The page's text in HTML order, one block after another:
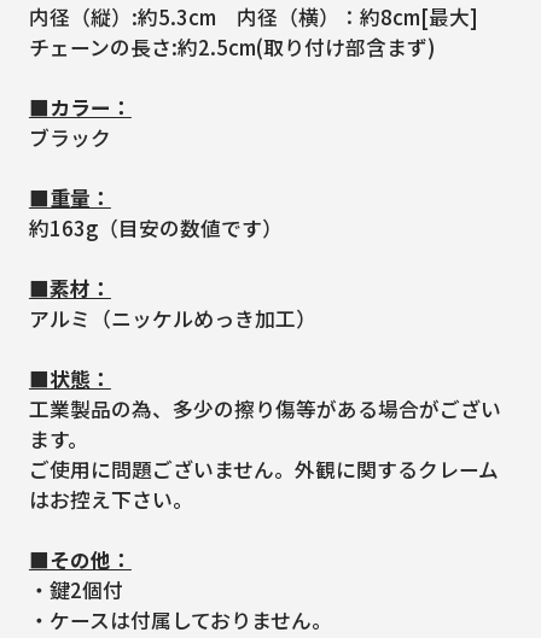
内径（縦）:約5.3cm 内径（横）：約8cm[最大]
チェーンの長さ:約2.5cm(取り付け部含まず)
■カラー：
ブラック
■重量：
約163g（目安の数値です）
■素材：
アルミ（ニッケルめっき加工）
■状態：
工業製品の為、多少の擦り傷等がある場合がござい
ます。
ご使用に問題ございません。外観に関するクレーム
はお控え下さい。
■その他：
・鍵2個付
・ケースは付属しておりません。